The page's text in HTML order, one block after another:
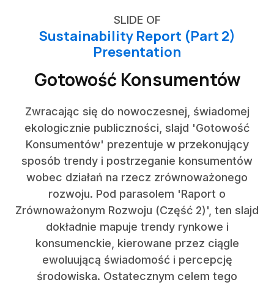
SLIDE OF
Sustainability Report (Part 2)
Presentation
Gotowość Konsumentów
Zwracając się do nowoczesnej, świadomej
ekologicznie publiczności, slajd 'Gotowość
Konsumentów' prezentuje w przekonujący
sposób trendy i postrzeganie konsumentów
wobec działań na rzecz zrównoważonego
rozwoju. Pod parasolem 'Raport o
Zrównoważonym Rozwoju (Część 2)', ten slajd
dokładnie mapuje trendy rynkowe i
konsumenckie, kierowane przez ciągle
ewoluującą świadomość i percepcję
środowiska. Ostatecznym celem tego